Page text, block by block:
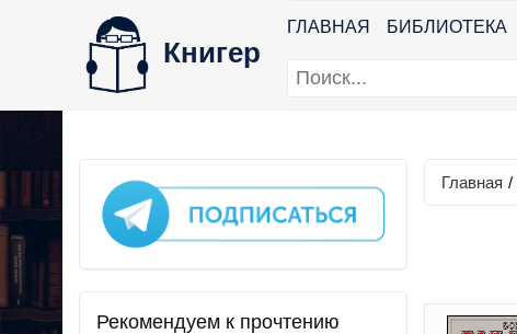
Книгер
ГЛАВНАЯ БИБЛИОТЕКА
Рекомендуем к прочтению
Главная /